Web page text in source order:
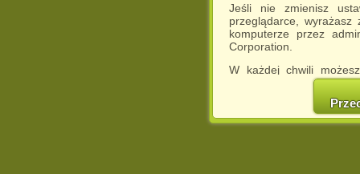
Jeśli nie zmienisz
przeglądarce,
komputerze przez
Corporation.
W każdej chwili
cookies w swojej
w naszej
http://chomikuj.pl/